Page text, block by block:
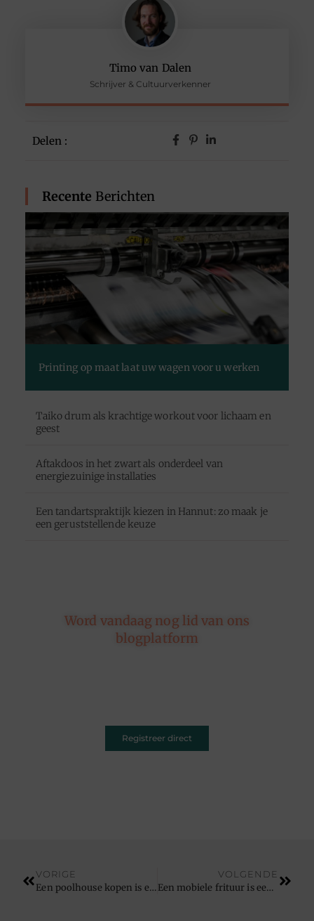
Timo van Dalen
Schrijver & Cultuurverkenner
Delen :
Recente Berichten
Printing op maat laat uw wagen voor u werken
Taiko drum als krachtige workout voor lichaam en
geest
Aftakdoos in het zwart als onderdeel van
energiezuinige installaties
Een tandartspraktijk kiezen in Hannut: zo maak je
een geruststellende keuze
Word vandaag nog lid van ons
blogplatform
Registreer direct
VORIGE
Een poolhouse kopen is een toegevoegde waarde voor uw tuin
VOLGENDE
Een mobiele frituur is een feestelijke toevoeging aan uw bedrijfsfeest